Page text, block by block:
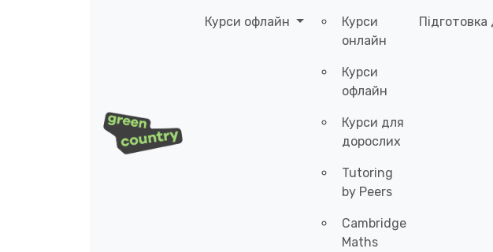
Курси офлайн
Курси
онлайн
Курси
офлайн
Курси для
дорослих
Tutoring
by Peers
Cambridge
Maths
Підготовка